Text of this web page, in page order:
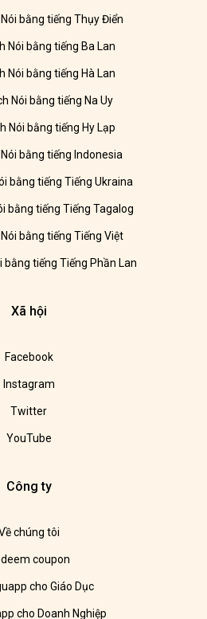
bằng tiếng Thụy Điển
Nói bằng tiếng Ba Lan
Nói bằng tiếng Hà Lan
Nói bằng tiếng Na Uy
Nói bằng tiếng Hy Lạp
bằng tiếng Indonesia
bằng tiếng Tiếng Ukraina
bằng tiếng Tiếng Tagalog
bằng tiếng Tiếng Việt
bằng tiếng Tiếng Phần Lan
Xã hội
Facebook
Instagram
Twitter
YouTube
Công ty
chúng tôi
coupon
cho Giáo Dục
cho Doanh Nghiệp